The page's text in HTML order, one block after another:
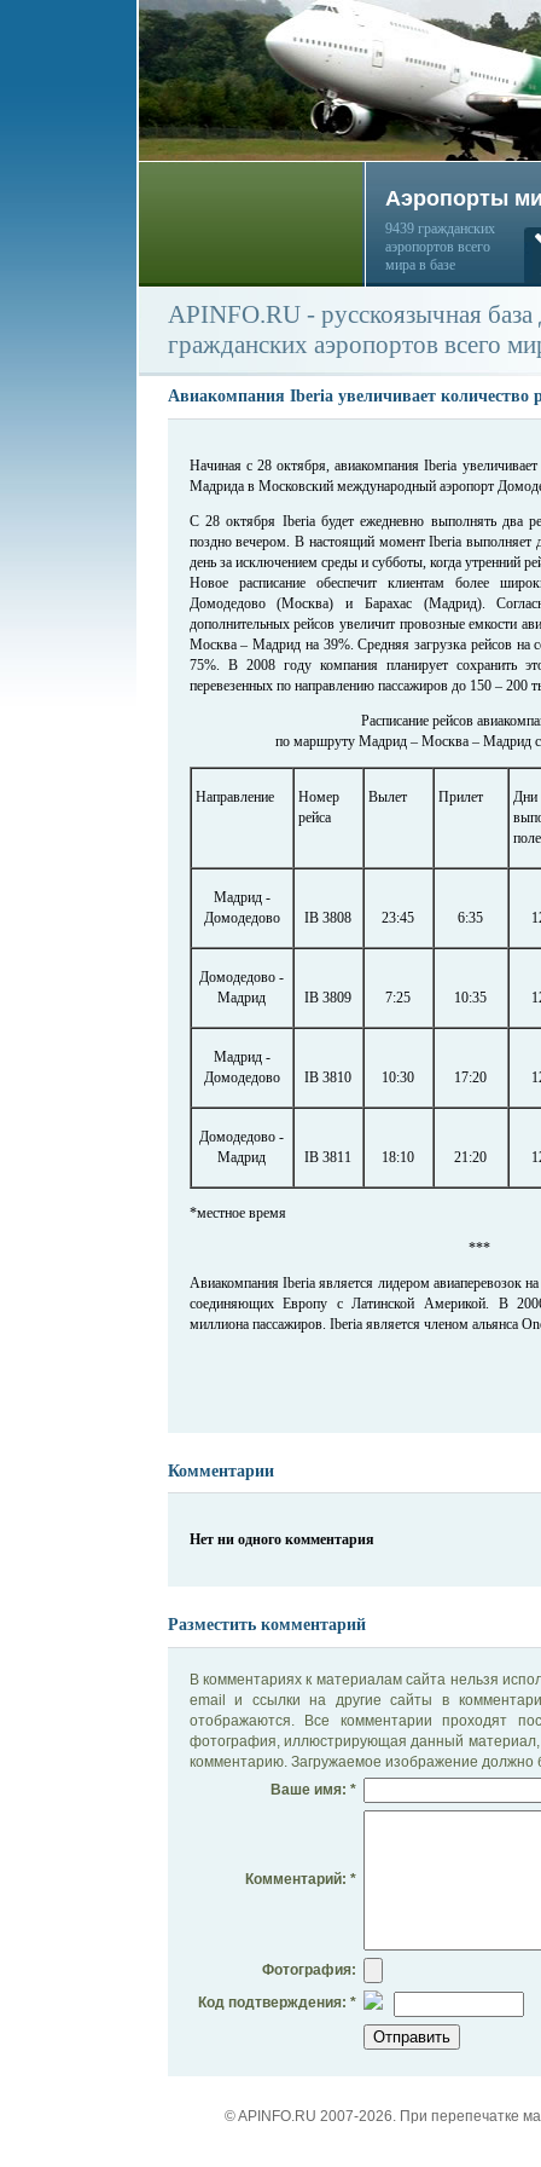
Аэропорты
9439 гражданских
аэропортов всего
мира в базе
APINFO.RU - русскоязычная
гражданских аэропортов всего
Авиакомпания Iberia увеличивает количество
Начиная с 28 октября, авиакомпания Iberia
Мадрида в Московский международный аэропорт
С 28 октября Iberia будет ежедневно выполнять два
поздно вечером. В настоящий момент Iberia выполняет
день за исключением среды и субботы, когда утренний
Новое расписание обеспечит клиентам более
Домодедово (Москва) и Барахас (Мадрид).
дополнительных рейсов увеличит провозные емкости
Москва – Мадрид на 39%. Средняя загрузка рейсов на
75%. В 2008 году компания планирует сохранить
перевезенных по направлению пассажиров до 150 – 200
Расписание рейсов
по маршруту Мадрид – Москва – Мадрид с
Направление
Номер
рейса
Вылет Прилет
Дни
Мадрид -
Домодедово
IB 3808 23:45 6:35
Домодедово -
Мадрид
IB 3809 7:25 10:35
Мадрид -
Домодедово
IB 3810 10:30 17:20
Домодедово -
Мадрид
IB 3811 18:10 21:20
*местное время
***
Авиакомпания Iberia является лидером авиаперевозок
соединяющих Европу с Латинской Америкой. В
миллиона пассажиров. Iberia является членом альянса
Комментарии
Нет ни одного комментария
Разместить комментарий
В комментариях к материалам сайта нельзя
email и ссылки на другие сайты в
отображаются. Все комментарии проходят
фотография, иллюстрирующая данный материал,
комментарию. Загружаемое изображение должно
Ваше имя: *
Комментарий: *
Фотография:
Код подтверждения: *
© APINFO.RU 2007-2026. При перепечатке